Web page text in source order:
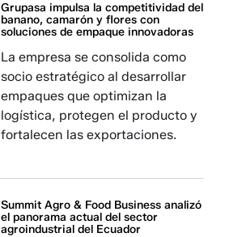
Grupasa impulsa la competitividad del
banano, camarón y flores con
soluciones de empaque innovadoras
La empresa se consolida como
socio estratégico al desarrollar
empaques que optimizan la
logística, protegen el producto y
fortalecen las exportaciones.
Summit Agro & Food Business analizó
el panorama actual del sector
agroindustrial del Ecuador